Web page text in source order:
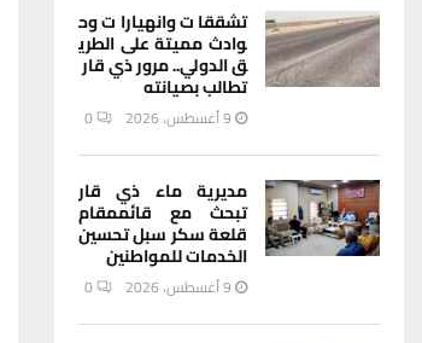
تشققات وانهيارات وح
وادث مميتة على الطري
ق الدولي.. مرور ذي قار
تطالب بصيانته
9 أغسطس، 2026 0
مديرية ماء ذي قار
تبحث مع قائممقام
قلعة سكر سبل تحسين
الخدمات للمواطنين
9 أغسطس، 2026 0